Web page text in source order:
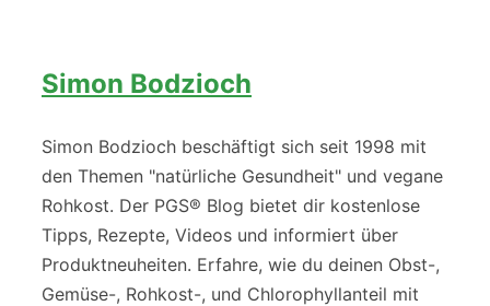
Simon Bodzioch
Simon Bodzioch beschäftigt sich seit 1998 mit
den Themen "natürliche Gesundheit" und vegane
Rohkost. Der PGS® Blog bietet dir kostenlose
Tipps, Rezepte, Videos und informiert über
Produktneuheiten. Erfahre, wie du deinen Obst-,
Gemüse-, Rohkost-, und Chlorophyllanteil mit